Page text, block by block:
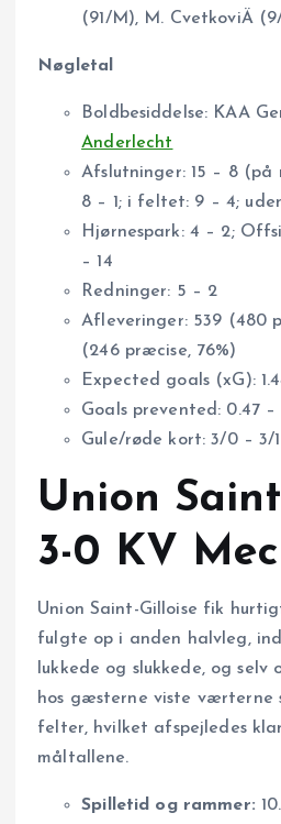
(91/M), M. CvetkoviÄ
Nøgletal
Boldbesiddelse: KAA
Anderlecht
Afslutninger: 15 – 8 (på
8 – 1; i feltet: 9 – 4;
Hjørnespark: 4 – 2;
– 14
Redninger: 5 – 2
Afleveringer: 539 (480
(246 præcise, 76%)
Expected goals (xG):
Goals prevented: 0.47 –
Gule/røde kort: 3/0 – 3/1
Union
3-0 KV
Union Saint-Gilloise fik
fulgte op i anden halvleg,
lukkede og slukkede, og selv
hos gæsterne viste værterne
felter, hvilket afspejledes
måltallene.
Spilletid og rammer: